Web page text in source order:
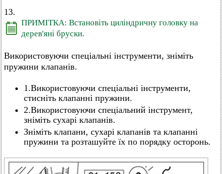
13.
ПРИМІТКА: Встановіть циліндричну головку на
дерев'яні бруски.
Використовуючи спеціальні інструменти, зніміть
пружини клапанів.
1.Використовуючи спеціальні інструменти,
стисніть клапанні пружини.
2.Використовуючи спеціальний інструмент,
зніміть сухарі клапанів.
Зніміть клапани, сухарі клапанів та клапанні
пружини та розташуйте їх по порядку осторонь.